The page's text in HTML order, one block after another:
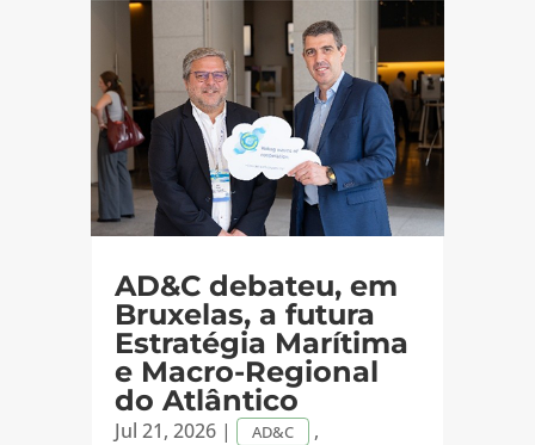
AD&C debateu, em
Bruxelas, a futura
Estratégia Marítima
e Macro-Regional
do Atlântico
Jul 21, 2026| AD&C ,